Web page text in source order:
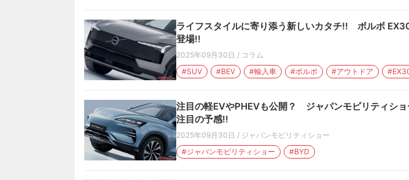
ライフスタイルに寄り添う新しいカタチ!! ボルボ
登場!!
2025年09月30日 / コラム
#SUV
#BEV #輸入車 #ボルボ #アウトドア
注目の軽EVやPHEVも公開？ ジャパンモビリティシ
注目の予感!!
2025年09月30日 / ジャパンモビリティショー
#ジャパンモビリティショー
#BYD